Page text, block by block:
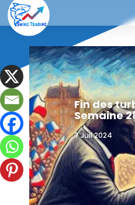
Fin des
Semaine
7 Juil 2024